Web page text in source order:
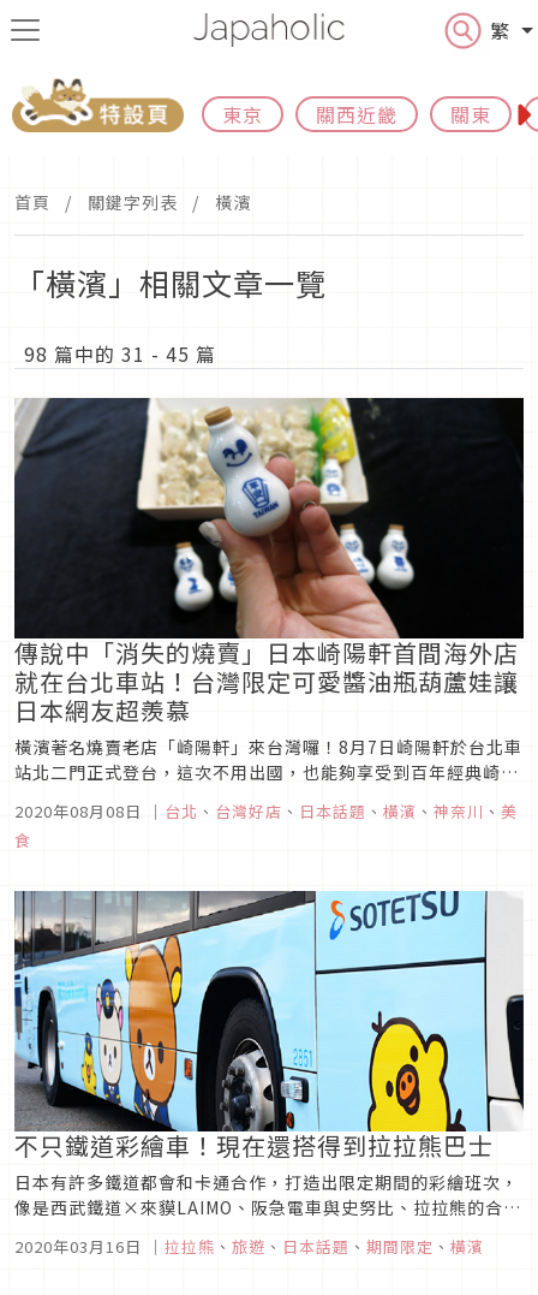
繁
東京 關西近畿 關東
首頁 關鍵字列表 橫濱
「橫濱」相關文章一覽
98 篇中的 31 - 45 篇
傳說中「消失的燒賣」日本崎陽軒首間海外店
就在台北車站！台灣限定可愛醬油瓶葫蘆娃讓
日本網友超羨慕
橫濱著名燒賣老店「崎陽軒」來台灣囉！8月7日崎陽軒於台北車
站北二門正式登台，這次不用出國，也能夠享受到百年經典崎陽
款為台灣景點印象風格的可愛設計，連日本網友都超級羨慕！收
藏可愛小物的朋友千萬不要錯過。一起品味百年經典崎陽軒燒賣
2020年08月08日 ｜ 台北 、 台灣好店 、 日本話題 、 橫濱 、 神奈川 、 美
食
不只鐵道彩繪車！現在還搭得到拉拉熊巴士
日本有許多鐵道都會和卡通合作，打造出限定期間的彩繪班次，
像是西武鐵道×來貘LAIMO、阪急電車與史努比、拉拉熊的合
現在連巴士也都開始推出聯名車廂了，一起來看看吧！第1彈
2020年03月16日 ｜ 拉拉熊 、 旅遊 、 日本話題 、 期間限定 、 橫濱